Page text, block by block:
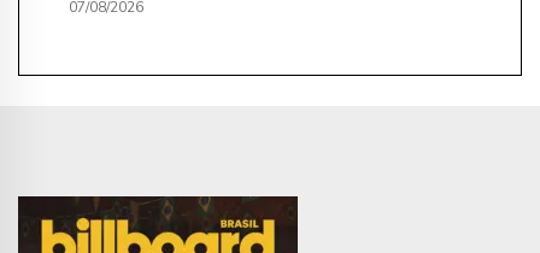
07/08/2026